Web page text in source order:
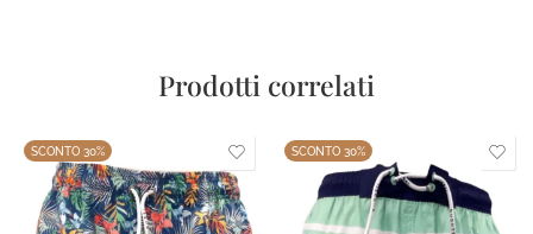
Prodotti correlati
SCONTO 30% SCONTO 30%